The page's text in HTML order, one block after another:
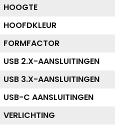
HOOGTE
HOOFDKLEUR
FORMFACTOR
USB 2.X-AANSLUITINGEN
USB 3.X-AANSLUITINGEN
USB-C AANSLUITINGEN
VERLICHTING